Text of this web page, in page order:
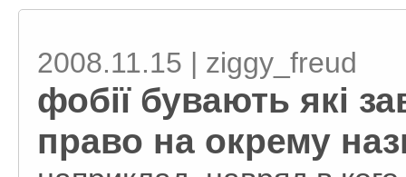
2008.11.15 | ziggy_freud
фобії бувають які
право на окрему